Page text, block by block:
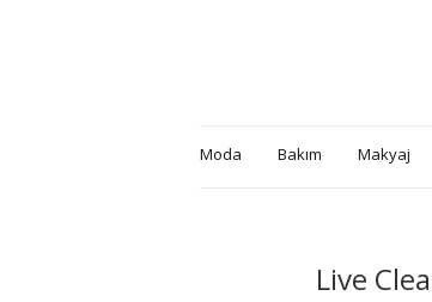
Moda Bakım Makyaj
Live